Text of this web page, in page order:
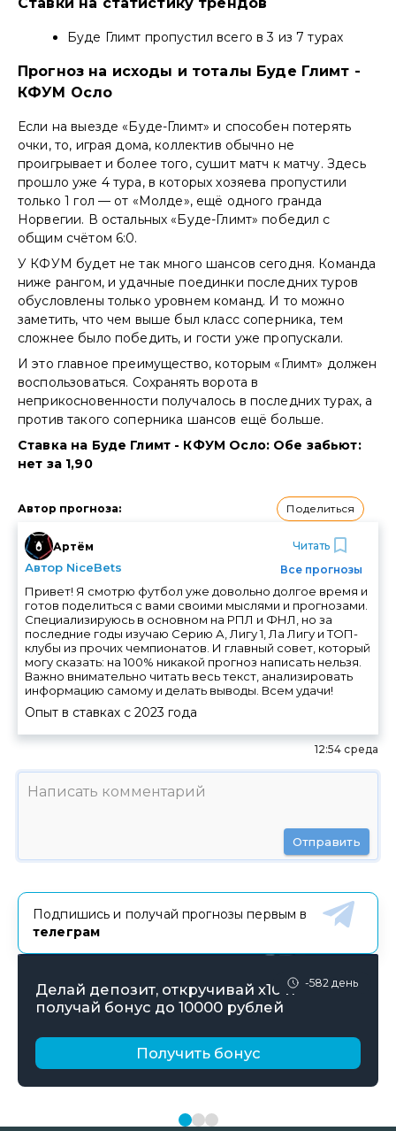
Буде Глимт пропустил всего в 3 из 7 турах
Прогноз на исходы и тоталы Буде Глимт -
КФУМ Осло
Если на выезде «Буде-Глимт» и способен потерять
очки, то, играя дома, коллектив обычно не
проигрывает и более того, сушит матч к матчу. Здесь
прошло уже 4 тура, в которых хозяева пропустили
только 1 гол — от «Молде», ещё одного гранда
Норвегии. В остальных «Буде-Глимт» победил с
общим счётом 6:0.
У КФУМ будет не так много шансов сегодня. Команда
ниже рангом, и удачные поединки последних туров
обусловлены только уровнем команд. И то можно
заметить, что чем выше был класс соперника, тем
сложнее было победить, и гости уже пропускали.
И это главное преимущество, которым «Глимт» должен
воспользоваться. Сохранять ворота в
неприкосновенности получалось в последних турах, а
против такого соперника шансов ещё больше.
Ставка на Буде Глимт - КФУМ Осло: Обе забьют:
нет за 1,90
Автор прогноза: Поделиться
Артём
Автор NiceBets
Читать
Все прогнозы
Привет! Я смотрю футбол уже довольно долгое время и
готов поделиться с вами своими мыслями и прогнозами.
Специализируюсь в основном на РПЛ и ФНЛ, но за
последние годы изучаю Серию А, Лигу 1, Ла Лигу и ТОП-
клубы из прочих чемпионатов. И главный совет, который
могу сказать: на 100% никакой прогноз написать нельзя.
Важно внимательно читать весь текст, анализировать
информацию самому и делать выводы. Всем удачи!
Опыт в ставках с 2023 года
12:54 среда
Отправить
Подпишись и получай прогнозы первым в
телеграм
-582 день
Делай депозит, откручивай х10 и
получай бонус до 10000 рублей
Получить бонус